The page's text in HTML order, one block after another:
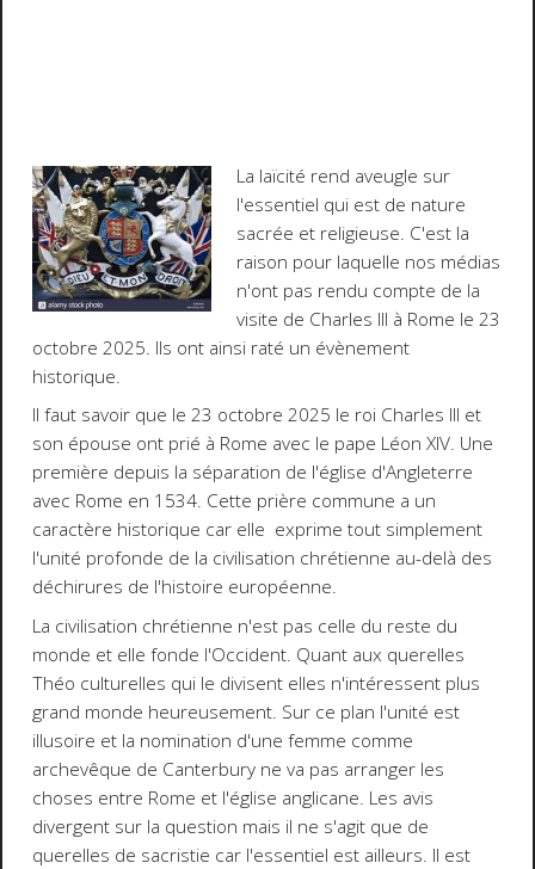
La laïcité rend aveugle sur
l'essentiel qui est de nature
sacrée et religieuse. C'est la
raison pour laquelle nos médias
n'ont pas rendu compte de la
visite de Charles III à Rome le 23
octobre 2025. Ils ont ainsi raté un évènement
historique.
Il faut savoir que le 23 octobre 2025 le roi Charles III et
son épouse ont prié à Rome avec le pape Léon XIV. Une
première depuis la séparation de l'église d'Angleterre
avec Rome en 1534. Cette prière commune a un
caractère historique car elle exprime tout simplement
l'unité profonde de la civilisation chrétienne au-delà des
déchirures de l'histoire européenne.
La civilisation chrétienne n'est pas celle du reste du
monde et elle fonde l'Occident. Quant aux querelles
Théo culturelles qui le divisent elles n'intéressent plus
grand monde heureusement. Sur ce plan l'unité est
illusoire et la nomination d'une femme comme
archevêque de Canterbury ne va pas arranger les
choses entre Rome et l'église anglicane. Les avis
divergent sur la question mais il ne s'agit que de
querelles de sacristie car l'essentiel est ailleurs. Il est